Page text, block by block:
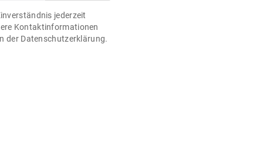
jederzeit
Kontaktinformationen
der Datenschutzerklärung.